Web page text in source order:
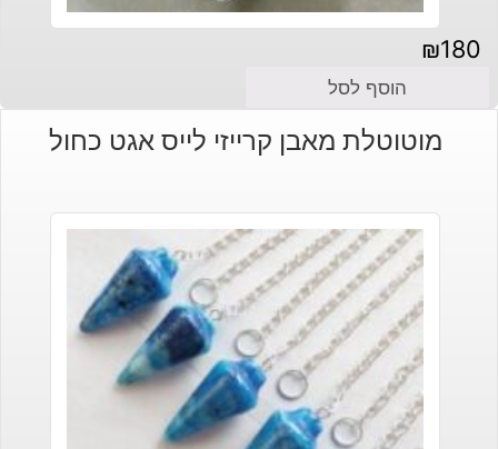
₪180
הוסף לסל
מוטוטלת מאבן קרייזי לייס אגט כחול